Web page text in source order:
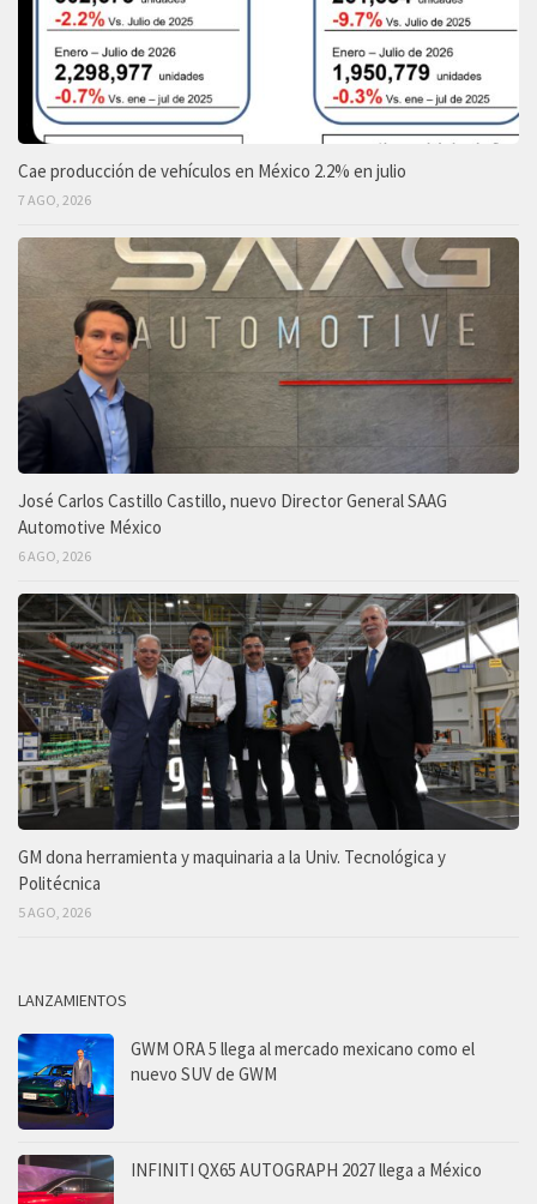
Cae producción de vehículos en México 2.2% en julio
7 AGO, 2026
José Carlos Castillo Castillo, nuevo Director General SAAG
Automotive México
6 AGO, 2026
GM dona herramienta y maquinaria a la Univ. Tecnológica y
Politécnica
5 AGO, 2026
LANZAMIENTOS
GWM ORA 5 llega al mercado mexicano como el
nuevo SUV de GWM
INFINITI QX65 AUTOGRAPH 2027 llega a México